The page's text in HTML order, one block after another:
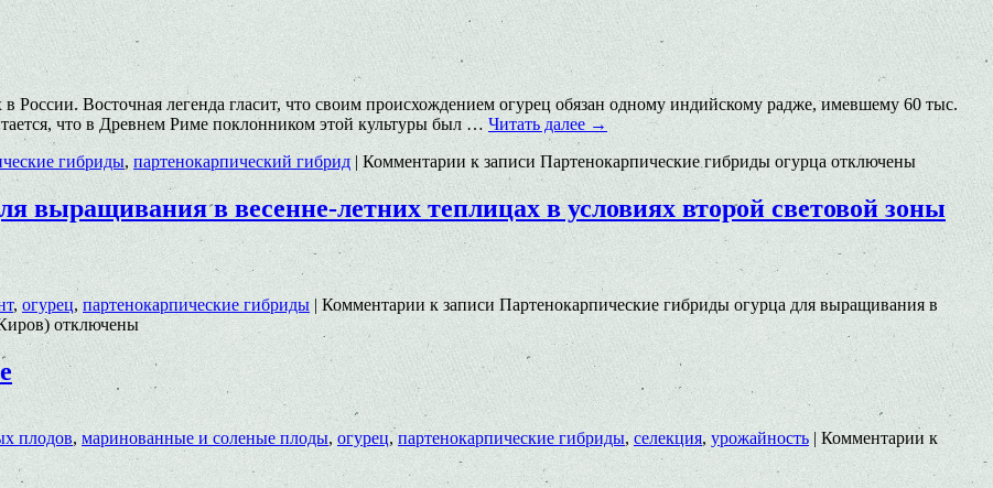
Восточная легенда гласит, что своим происхождением огурец обязан одному индийскому радже, имевшему 60 тыс.
что в Древнем Риме поклонником этой культуры был … Читать далее →
гибриды,партенокарпический гибрид | Комментарии к записи Партенокарпические гибриды огурцаотключены
выращивания в весенне-летних теплицах в условиях второй световой зоны
,огурец, партенокарпические гибриды | Комментарии к записи Партенокарпические гибриды огурца для выращивания в
отключены
плодов,маринованные и соленые плоды,огурец,партенокарпические гибриды, селекция, урожайность | Комментарии к